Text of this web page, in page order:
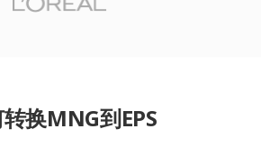
换MNG到EPS